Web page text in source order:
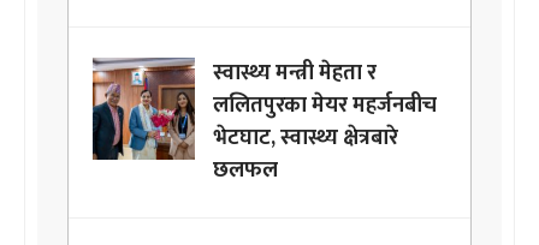
स्वास्थ्य मन्त्री मेहता र
ललितपुरका मेयर महर्जनबीच
भेटघाट, स्वास्थ्य क्षेत्रबारे
छलफल